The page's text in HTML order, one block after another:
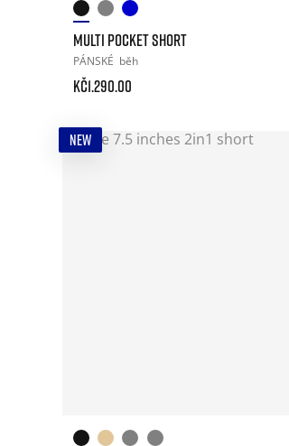
MULTI POCKET SHORT
PÁNSKÉ běh
Kč1.290.00
NEW